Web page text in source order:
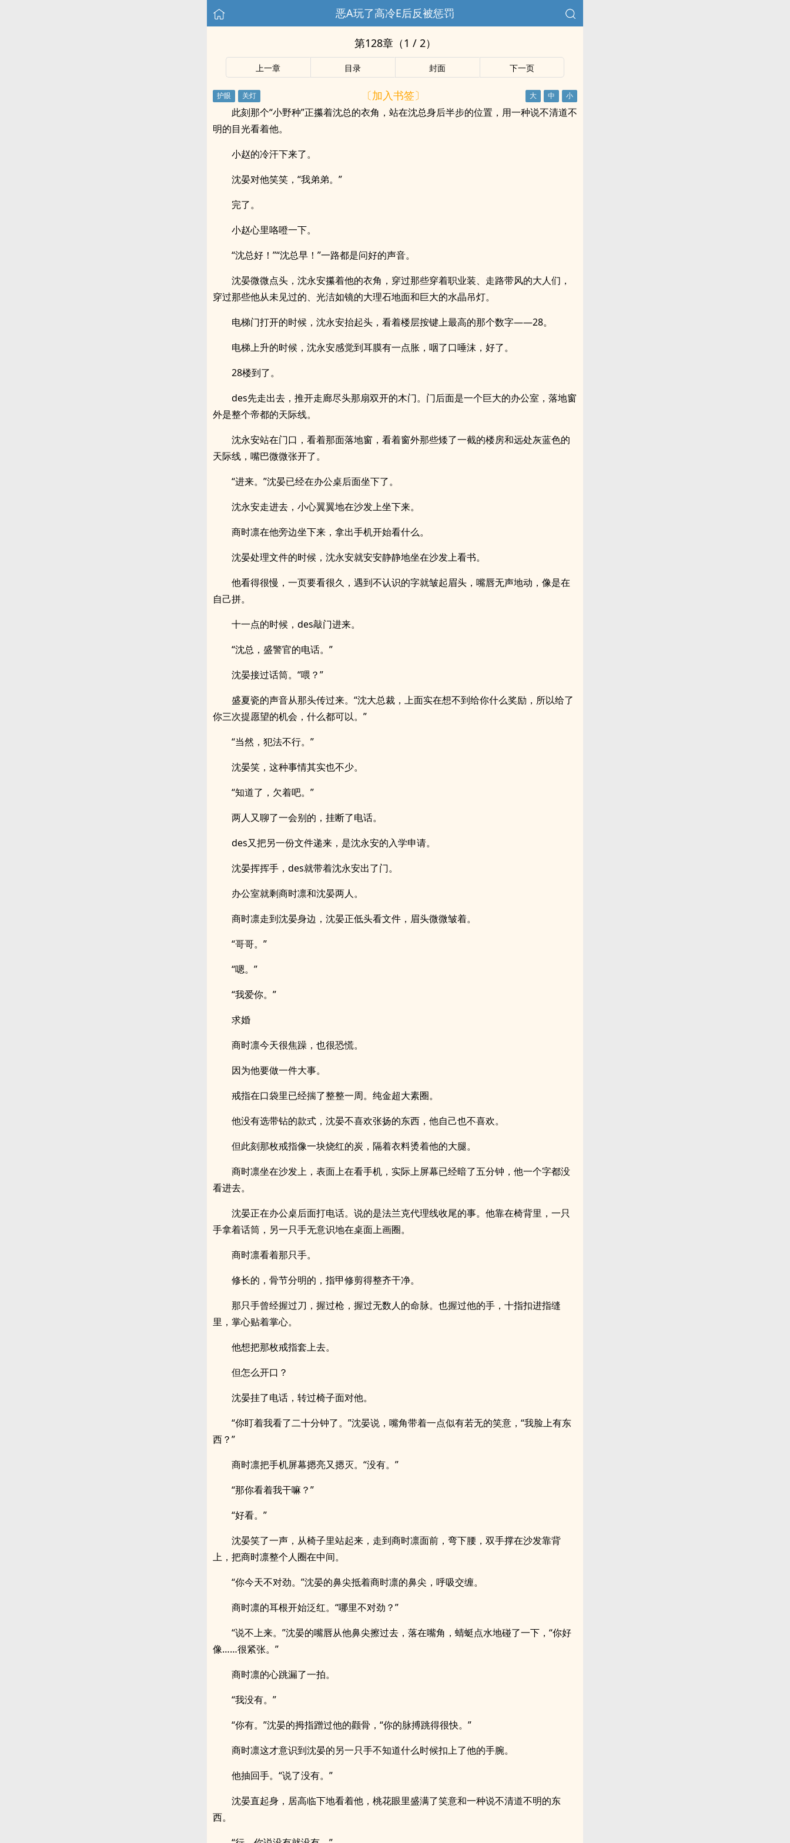
恶A玩了高冷E后反被惩罚
第128章（1 / 2）
上一章 目录 封面 下一页
〔加入书签〕
此刻那个“小野种”正攥着沈总的衣角，站在沈总身后半步的位置，用一种说不清道不
明的目光看着他。
小赵的冷汗下来了。
沈晏对他笑笑，“我弟弟。”
完了。
小赵心里咯噔一下。
“沈总好！”“沈总早！”一路都是问好的声音。
沈晏微微点头，沈永安攥着他的衣角，穿过那些穿着职业装、走路带风的大人们，
穿过那些他从未见过的、光洁如镜的大理石地面和巨大的水晶吊灯。
电梯门打开的时候，沈永安抬起头，看着楼层按键上最高的那个数字——28。
电梯上升的时候，沈永安感觉到耳膜有一点胀，咽了口唾沫，好了。
28楼到了。
des先走出去，推开走廊尽头那扇双开的木门。门后面是一个巨大的办公室，落地窗
外是整个帝都的天际线。
沈永安站在门口，看着那面落地窗，看着窗外那些矮了一截的楼房和远处灰蓝色的
天际线，嘴巴微微张开了。
“进来。”沈晏已经在办公桌后面坐下了。
沈永安走进去，小心翼翼地在沙发上坐下来。
商时凛在他旁边坐下来，拿出手机开始看什么。
沈晏处理文件的时候，沈永安就安安静静地坐在沙发上看书。
他看得很慢，一页要看很久，遇到不认识的字就皱起眉头，嘴唇无声地动，像是在
自己拼。
十一点的时候，des敲门进来。
“沈总，盛警官的电话。”
沈晏接过话筒。“喂？”
盛夏瓷的声音从那头传过来。“沈大总裁，上面实在想不到给你什么奖励，所以给了
你三次提愿望的机会，什么都可以。”
“当然，犯法不行。”
沈晏笑，这种事情其实也不少。
“知道了，欠着吧。”
两人又聊了一会别的，挂断了电话。
des又把另一份文件递来，是沈永安的入学申请。
沈晏挥挥手，des就带着沈永安出了门。
办公室就剩商时凛和沈晏两人。
商时凛走到沈晏身边，沈晏正低头看文件，眉头微微皱着。
“哥哥。”
“嗯。”
“我爱你。”
求婚
商时凛今天很焦躁，也很恐慌。
因为他要做一件大事。
戒指在口袋里已经揣了整整一周。纯金超大素圈。
他没有选带钻的款式，沈晏不喜欢张扬的东西，他自己也不喜欢。
但此刻那枚戒指像一块烧红的炭，隔着衣料烫着他的大腿。
商时凛坐在沙发上，表面上在看手机，实际上屏幕已经暗了五分钟，他一个字都没
看进去。
沈晏正在办公桌后面打电话。说的是法兰克代理线收尾的事。他靠在椅背里，一只
手拿着话筒，另一只手无意识地在桌面上画圈。
商时凛看着那只手。
修长的，骨节分明的，指甲修剪得整齐干净。
那只手曾经握过刀，握过枪，握过无数人的命脉。也握过他的手，十指扣进指缝
里，掌心贴着掌心。
他想把那枚戒指套上去。
但怎么开口？
沈晏挂了电话，转过椅子面对他。
“你盯着我看了二十分钟了。”沈晏说，嘴角带着一点似有若无的笑意，“我脸上有东
西？”
商时凛把手机屏幕摁亮又摁灭。“没有。”
“那你看着我干嘛？”
“好看。”
沈晏笑了一声，从椅子里站起来，走到商时凛面前，弯下腰，双手撑在沙发靠背
上，把商时凛整个人圈在中间。
“你今天不对劲。”沈晏的鼻尖抵着商时凛的鼻尖，呼吸交缠。
商时凛的耳根开始泛红。“哪里不对劲？”
“说不上来。”沈晏的嘴唇从他鼻尖擦过去，落在嘴角，蜻蜓点水地碰了一下，“你好
像……很紧张。”
商时凛的心跳漏了一拍。
“我没有。”
“你有。”沈晏的拇指蹭过他的颧骨，“你的脉搏跳得很快。”
商时凛这才意识到沈晏的另一只手不知道什么时候扣上了他的手腕。
他抽回手。“说了没有。”
沈晏直起身，居高临下地看着他，桃花眼里盛满了笑意和一种说不清道不明的东
西。